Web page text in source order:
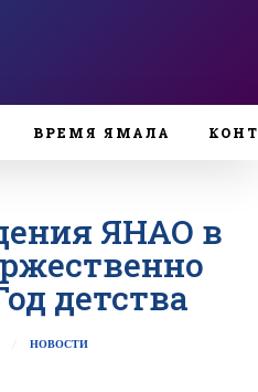
ВРЕМЯ ЯМАЛА
ЯНАО в
детства
НОВОСТИ